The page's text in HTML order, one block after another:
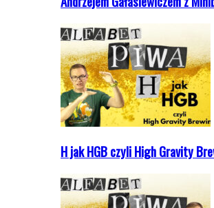
H jak HGB czyli High Gravity